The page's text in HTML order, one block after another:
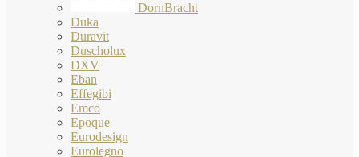
DornBracht
Duka
Duravit
Duscholux
DXV
Eban
Effegibi
Emco
Epoque
Eurodesign
Eurolegno